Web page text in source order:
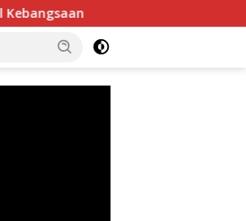
Korem 052/Wijayakrama